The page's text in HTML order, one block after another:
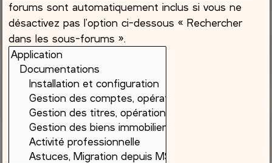
forums sont automatiquement inclus si vous ne
désactivez pas l’option ci-dessous « Rechercher
dans les sous-forums ».